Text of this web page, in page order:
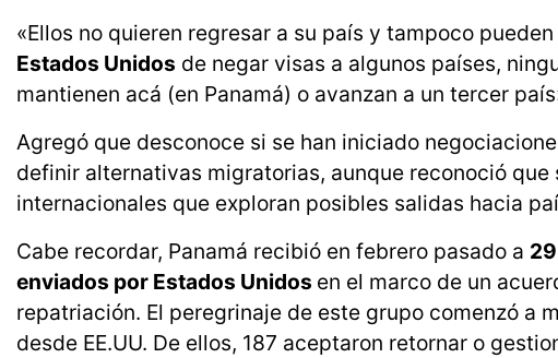
«Ellos no quieren regresar a su país y tampoco
Estados Unidos de negar visas a algunos países,
mantienen acá (en Panamá) o avanzan a un tercer
Agregó que desconoce si se han iniciado
definir alternativas migratorias, aunque reconoció
internacionales que exploran posibles salidas hacia
Cabe recordar, Panamá recibió en febrero pasado a
enviados por Estados Unidos en el marco de un
repatriación. El peregrinaje de este grupo comenzó a
desde EE.UU. De ellos, 187 aceptaron retornar o